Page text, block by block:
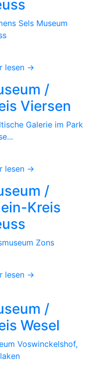
Sels Museum
lesen →
/
Viersen
Galerie im Park
lesen →
/
Kreis
Zons
lesen →
/
Wesel
Voswinckelshof,